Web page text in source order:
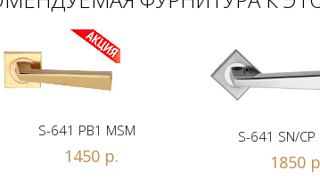
S-641 PB1 MSM
1450 р.
S-641 SN/CP
1850